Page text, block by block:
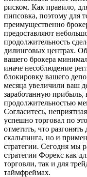
риском. Как правило,
пипсовка, поэтому для
преимущественно
предоставляют
продолжительность
дилинговых центрах.
вашего брокера
иначе несоблюдение
блокировку вашего
месяца увеличили ваш
заработанную прибыль,
продолжительностью
Согласитесь,
успешно торговал по
отметить, что
скальпинга, но и
стратегии. Сегодня мы
стратегии Форекс как
торговли, так и для
таймфреймах.